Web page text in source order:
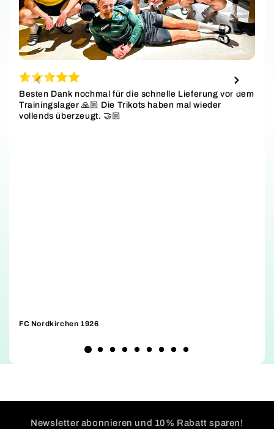
Besten Dank nochmal für die schnelle Lieferung vor dem
Trainingslager 🙏🏼 Die Trikots haben mal wieder
vollends überzeugt. 🤝🏼
FC Nordkirchen 1926
Newsletter abonnieren und 10% Rabatt sparen!